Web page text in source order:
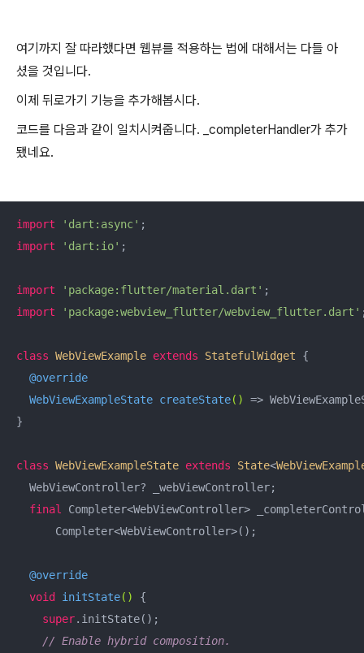
여기까지 잘 따라했다면 웹뷰를 적용하는 법에 대해서는 다들 아
셨을 것입니다.
이제 뒤로가기 기능을 추가해봅시다.
코드를 다음과 같이 일치시켜줍니다. _completerHandler가 추가
됐네요.
import 'dart:async'
import
'dart:io' ;
import 'package:flutter/material.dart'
import
'package:webview_flutter/webview_flutter.dart'
class WebViewExample extends StatefulWidget
{
@override
WebViewExampleState createState()
=>
}
class WebViewExampleState extends State<
  WebViewController? _webViewController;
final
Completer<WebViewController>
      Completer<WebViewController>();
@override
void
initState()
{
super.initState();
// Enable hybrid composition.